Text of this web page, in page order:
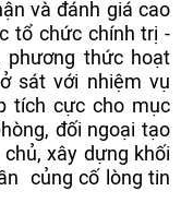
và đánh giá cao
tổ chức chính trị -
thức hoạt
sát với nhiệm vụ
tích cực cho mục
đối ngoại tạo
xây dựng khối
củng cố lòng tin